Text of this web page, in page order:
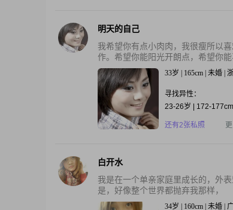
明天的自己
我希望你有点小肉肉，我很瘦所以
作。希望你能阳光开朗点，希望你
33岁 | 165cm | 未婚 |
寻找异性：
23-26岁 | 172-
还有2张私照
白开水
我是在一个单亲家庭里成长的，外
是，好像整个世界都抛弃我那样，
34岁 | 160cm | 未婚 |